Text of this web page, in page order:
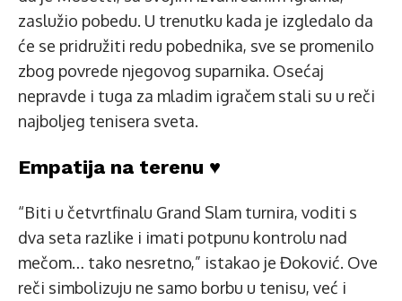
zaslužio pobedu. U trenutku kada je izgledalo da
će se pridružiti redu pobednika, sve se promenilo
zbog povrede njegovog suparnika. Osećaj
nepravde i tuga za mladim igračem stali su u reči
najboljeg tenisera sveta.
Empatija na terenu ♥️
“Biti u četvrtfinalu Grand Slam turnira, voditi s
dva seta razlike i imati potpunu kontrolu nad
mečom… tako nesretno,” istakao je Đoković. Ove
reči simbolizuju ne samo borbu u tenisu, već i